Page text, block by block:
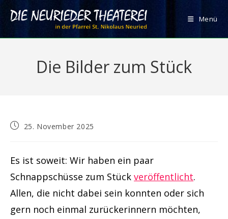
Inhalt
Menü
Die Bilder zum Stück
Beitrag25. November 2025
Es ist soweit: Wir haben ein paar
Schnappschüsse zum Stück veröffentlicht.
Allen, die nicht dabei sein konnten oder sich
gern noch einmal zurückerinnern möchten,